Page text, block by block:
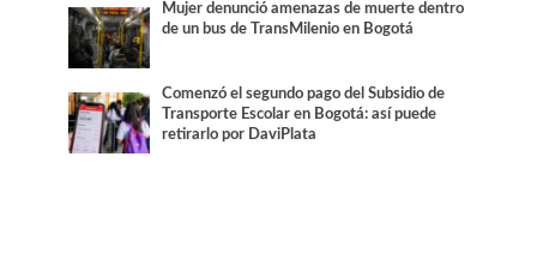
Mujer denunció amenazas de muerte dentro
de un bus de TransMilenio en Bogotá
Comenzó el segundo pago del Subsidio de
Transporte Escolar en Bogotá: así puede
retirarlo por DaviPlata